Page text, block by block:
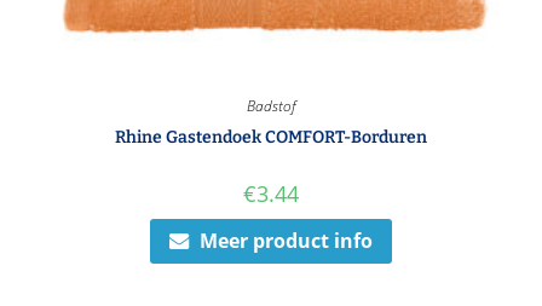
Badstof
Rhine Gastendoek COMFORT-Borduren
€3.44
Meer product info